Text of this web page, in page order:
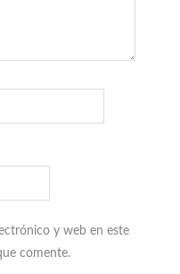
y web en este
comente.